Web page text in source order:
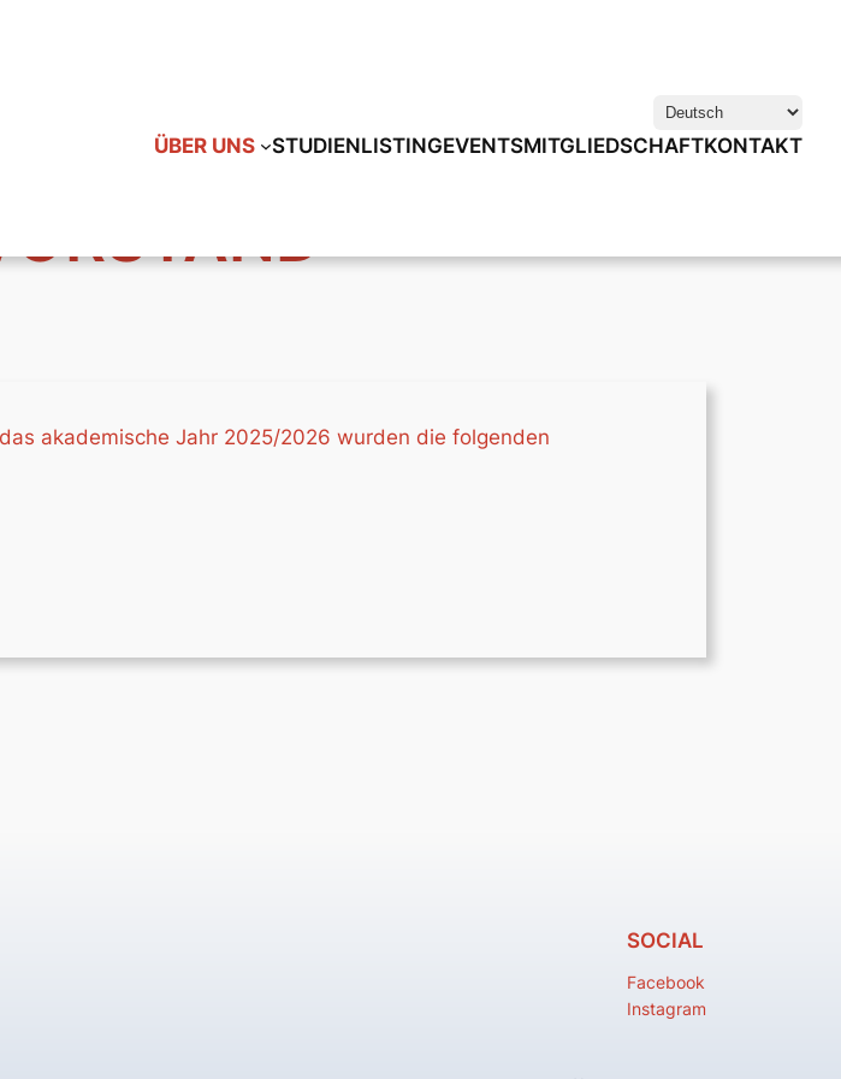
Sprache
auswählen
ÜBER UNS STUDIENLISTINGEVENTSMITGLIEDSCHAFTKONTAKT
akademische Jahr 2025/2026 wurden die folgenden
SOCIAL
Facebook
Instagram